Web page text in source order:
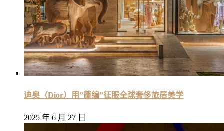
迪奥（Dior）用”藤编”征服全球奢侈旅居美学
2025 年 6 月 27 日